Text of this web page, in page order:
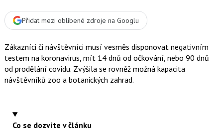
Přidat mezi oblíbené zdroje na Googlu
Zákazníci či návštěvníci musí vesměs disponovat negativním
testem na koronavirus, mít 14 dnů od očkování, nebo 90 dnů
od prodělání covidu. Zvýšila se rovněž možná kapacita
návštěvníků zoo a botanických zahrad.
Co se dozvíte v článku